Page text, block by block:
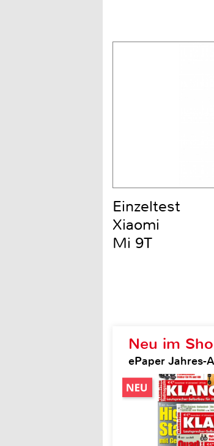
Neu im
ePaper Jahres-
Einzeltest
Xiaomi
Mi 9T